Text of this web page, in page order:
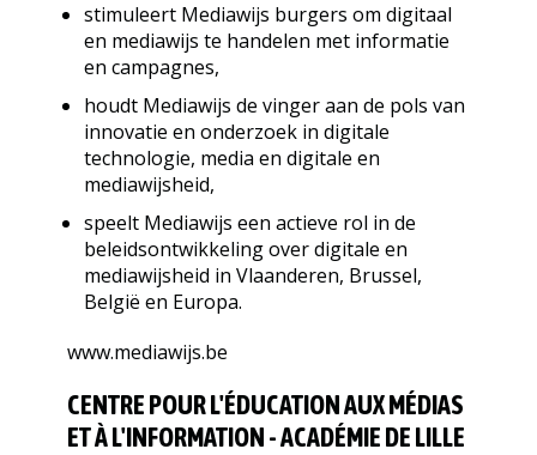
stimuleert Mediawijs burgers om digitaal
en mediawijs te handelen met informatie
en campagnes,
houdt Mediawijs de vinger aan de pols van
innovatie en onderzoek in digitale
technologie, media en digitale en
mediawijsheid,
speelt Mediawijs een actieve rol in de
beleidsontwikkeling over digitale en
mediawijsheid in Vlaanderen, Brussel,
België en Europa.
www.mediawijs.be
CENTRE POUR L'ÉDUCATION AUX MÉDIAS
ET À L'INFORMATION - ACADÉMIE DE LILLE